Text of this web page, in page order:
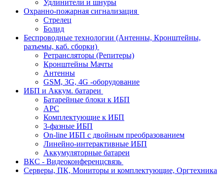
Удлинители и шнуры
Охранно-пожарная сигнализация
Стрелец
Болид
Беспроводные технологии (Антенны, Кронштейны,
разъемы, каб. сборки)
Ретрансляторы (Репитеры)
Кронштейны Мачты
Антенны
GSM, 3G, 4G -оборудование
ИБП и Аккум. батареи
Батарейные блоки к ИБП
APC
Комплектующие к ИБП
3-фазные ИБП
On-line ИБП с двойным преобразованием
Линейно-интерактивные ИБП
Аккумуляторные батареи
ВКС - Видеоконференцсвязь
Серверы, ПК, Мониторы и комплектующие, Оргтехника